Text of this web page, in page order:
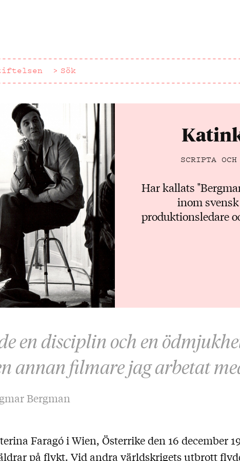
Sök
SCRIPTA OCH
Har kallats
inom
produktionsledare
en disciplin och en
annan filmare jag arbetat
Bergman
Faragó i Wien, Österrike den 16 december
på flykt. Vid andra världskrigets utbrott